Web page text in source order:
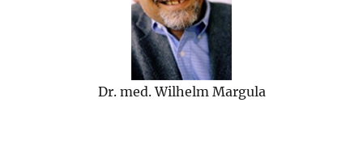
Dr. med. Wilhelm Margula